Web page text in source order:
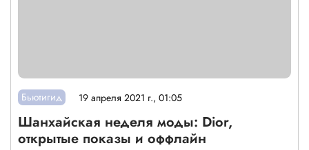
Бьютигид 19 апреля 2021 г., 01:05
Шанхайская неделя моды: Dior,
открытые показы и оффлайн